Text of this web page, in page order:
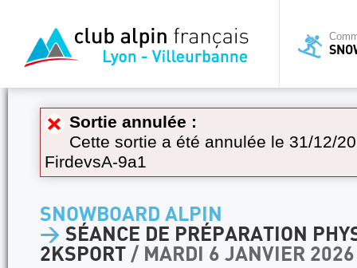
Sortie annulée :
Cette sortie a été annulée le 31/12/
FirdevsA-9a1
SNOWBOARD ALPIN
> SÉANCE DE PRÉPARATION
2KSPORT / MARDI 6 JANVIER 2026